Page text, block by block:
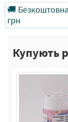
🚚
грн
Купують